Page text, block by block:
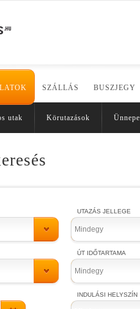
SZÁLLÁS BUSZJEGY
utak Körutazások
UTAZÁS JELLEGE
Mindegy
ÚT IDŐTARTAMA
Mindegy
INDULÁSI HELYSZÍN